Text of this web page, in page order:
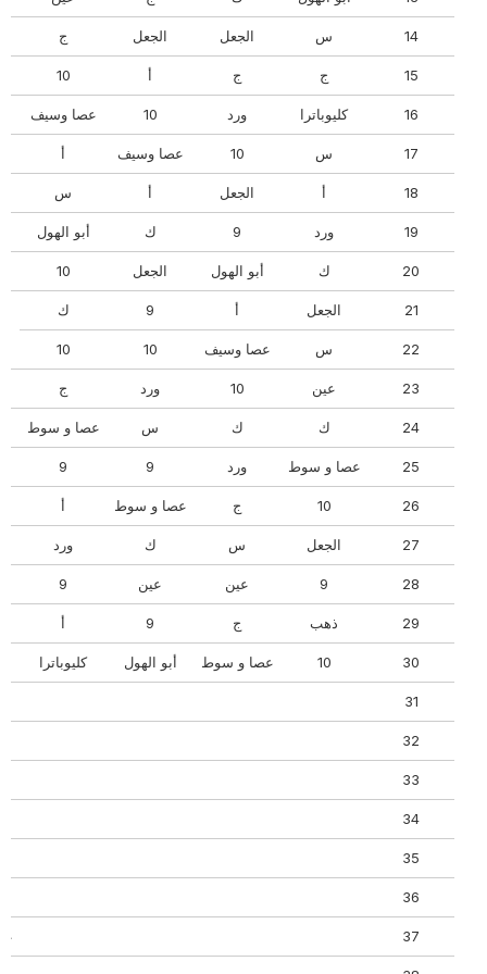
14 س الجعل الجعل
15
10
16 كليوباترا ورد 10 عصا وسيف
17 س 10 عصا وسيف
18 الجعل س
19 ورد ك أبو الهول
20 ك أبو الهول الجعل 10
21 الجعل ك
22 س عصا وسيف 10
10
23 عين 10 ورد
24 ك ك س عصا و سوط
25 عصا و سوط ورد
26
10 عصا و سوط
27 الجعل س ك ورد
28 عين عين
29 ذهب
30
10 عصا و سوط أبو الهول كليوباترا
31
32
33
34
35
36
37